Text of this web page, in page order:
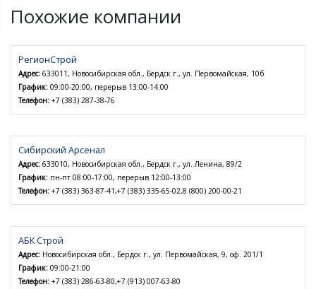
Похожие компании
РегионСтрой
Адрес: 633011, Новосибирская обл., Бердск г., ул. Первомайская, 10б
График: 09:00-20:00, перерыв 13:00-14:00
Телефон: +7 (383) 287-38-76
Сибирский Арсенал
Адрес: 633010, Новосибирская обл., Бердск г., ул. Ленина, 89/2
График: пн-пт 08:00-17:00, перерыв 12:00-13:00
Телефон: +7 (383) 363-87-41,+7 (383) 335-65-02,8 (800) 200-00-21
АБК Строй
Адрес: Новосибирская обл., Бердск г., ул. Первомайская, 9, оф. 201/1
График: 09:00-21:00
Телефон: +7 (383) 286-63-80,+7 (913) 007-63-80